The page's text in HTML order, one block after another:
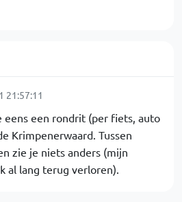
21:57:11
eens een rondrit (per fiets, auto
Krimpenerwaard. Tussen
zie je niets anders (mijn
al lang terug verloren).